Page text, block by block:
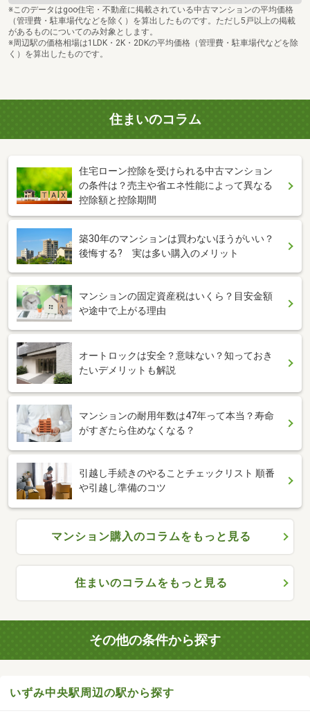
※このデータはgoo住宅・不動産に掲載されている中古マンションの平均価格
（管理費・駐車場代などを除く）を算出したものです。ただし5戸以上の掲載
があるものについてのみ対象とします。
※周辺駅の価格相場は1LDK・2K・2DKの平均価格（管理費・駐車場代などを除
く）を算出したものです。
住まいのコラム
住宅ローン控除を受けられる中古マンション
の条件は？売主や省エネ性能によって異なる
控除額と控除期間
築30年のマンションは買わないほうがいい？
後悔する? 実は多い購入のメリット
マンションの固定資産税はいくら？目安金額
や途中で上がる理由
オートロックは安全？意味ない？知っておき
たいデメリットも解説
マンションの耐用年数は47年って本当？寿命
がすぎたら住めなくなる？
引越し手続きのやることチェックリスト 順番
や引越し準備のコツ
マンション購入のコラムをもっと見る
住まいのコラムをもっと見る
その他の条件から探す
いずみ中央駅周辺の駅から探す